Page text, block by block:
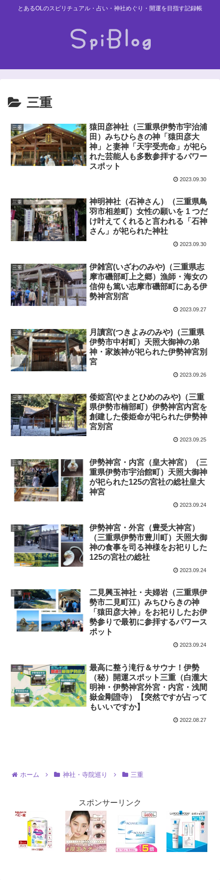
とあるOLのスピリチュアル・占い・神社めぐり・開運を目指す記録帳
三重
三重
猿田彦神社（三重県伊勢市宇治浦
田）みちひらきの神「猿田彦大
神」と妻神「天宇受売命」が祀ら
れた芸能人も多数参拝するパワー
スポット
2023.09.30
三重
神明神社（石神さん）（三重県鳥
羽市相差町）女性の願いを 1 つだ
け叶えてくれると言われる「石神
さん」が祀られた神社
2023.09.30
三重
伊雑宮(いざわのみや)（三重県志
摩市磯部町上之郷）漁師・海女の
信仰も篤い志摩市磯部町にある伊
勢神宮別宮
2023.09.27
三重
月讀宮(つきよみのみや)（三重県
伊勢市中村町）天照大御神の弟
神・家族神が祀られた伊勢神宮別
宮
2023.09.26
三重
倭姫宮(やまとひめのみや)（三重
県伊勢市楠部町）伊勢神宮内宮を
創建した倭姫命が祀られた伊勢神
宮別宮
2023.09.25
三重
伊勢神宮・内宮（皇大神宮）（三
重県伊勢市宇治館町）天照大御神
が祀られた125の宮社の総社皇大
神宮
2023.09.24
三重
伊勢神宮・外宮（豊受大神宮）
（三重県伊勢市豊川町）天照大御
神の食事を司る神様をお祀りした
125の宮社の総社
2023.09.24
三重
二見興玉神社・夫婦岩（三重県伊
勢市二見町江）みちひらきの神
「猿田彦大神」をお祀りしたお伊
勢参りで最初に参拝するパワース
ポット
2023.09.24
三重
最高に整う滝行＆サウナ！伊勢
（秘）開運スポット三重（白瀧大
明神・伊勢神宮外宮・内宮・浅間
嶽金剛證寺）【突然ですが占って
もいいですか】
2022.08.27
ホーム 神社・寺院巡り 三重
スポンサーリンク